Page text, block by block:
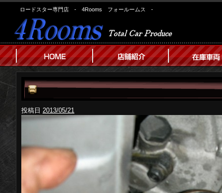
ロードスター専門店 - 4Rooms フォールームス -
投稿日 2013/05/21